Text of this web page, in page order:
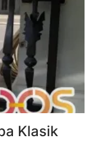
Klasik